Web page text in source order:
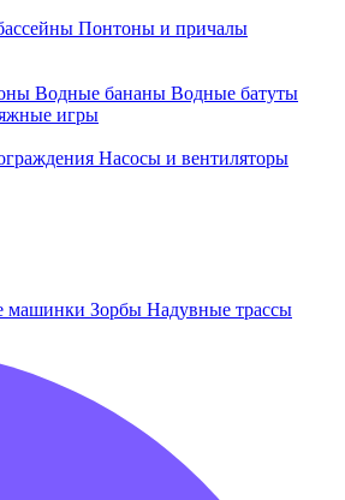
Понтоны и причалы
Водные бананы Водные батуты
игры
Насосы и вентиляторы
машинки Зорбы Надувные трассы